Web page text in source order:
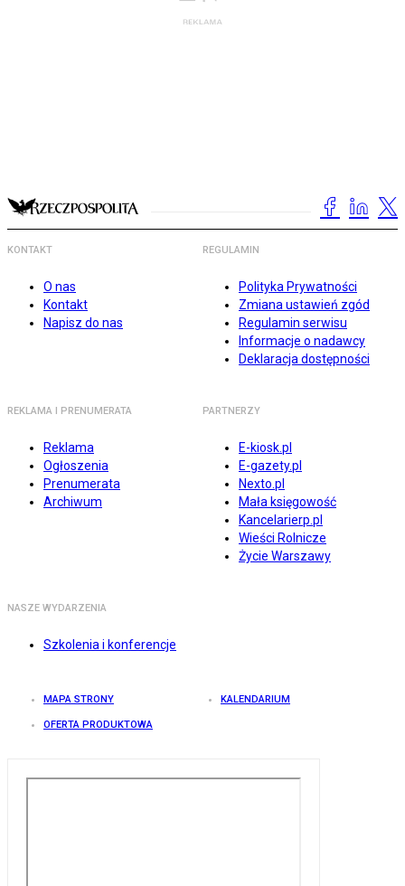
KONTAKT
O nas
Kontakt
Napisz do nas
REGULAMIN
Polityka Prywatności
Zmiana ustawień zgód
Regulamin serwisu
Informacje o nadawcy
Deklaracja dostępności
REKLAMA I PRENUMERATA
Reklama
Ogłoszenia
Prenumerata
Archiwum
PARTNERZY
E-kiosk.pl
E-gazety.pl
Nexto.pl
Mała księgowość
Kancelarierp.pl
Wieści Rolnicze
Życie Warszawy
NASZE WYDARZENIA
Szkolenia i konferencje
MAPA STRONY KALENDARIUM
OFERTA PRODUKTOWA